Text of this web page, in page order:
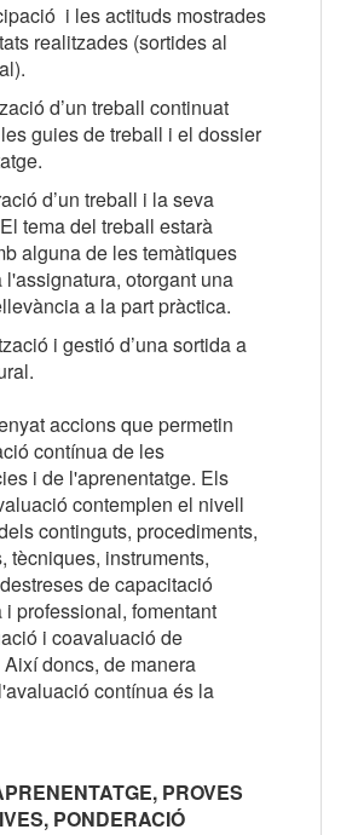
i les actituds mostrades
realitzades (sortides al
d’un treball continuat
guies de treball i el dossier
d’un treball i la seva
tema del treball estarà
alguna de les temàtiques
l'assignatura, otorgant una
a la part pràctica.
i gestió d’una sortida a
accions que permetin
contínua de les
i de l'aprenentatge. Els
contemplen el nivell
continguts, procediments,
tècniques, instruments,
de capacitació
professional, fomentant
i coavaluació de
doncs, de manera
contínua és la
PROVES
PONDERACIÓ